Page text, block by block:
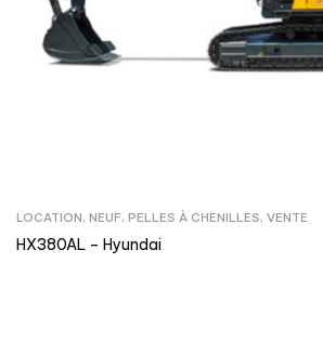
LOCATION, NEUF, PELLES À CHENILLES, VENTE
HX380AL – Hyundai